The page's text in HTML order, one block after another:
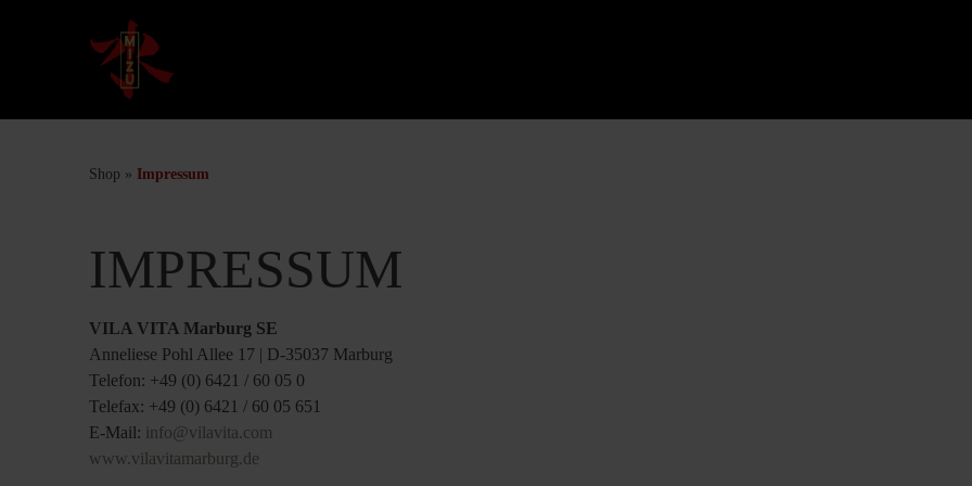
Shop » Impressum
IMPRESSUM
VILA VITA Marburg SE
Anneliese Pohl Allee 17 | D-35037 Marburg
Telefon: +49 (0) 6421 / 60 05 0
Telefax: +49 (0) 6421 / 60 05 651
E-Mail: info@vilavita.com
www.vilavitamarburg.de